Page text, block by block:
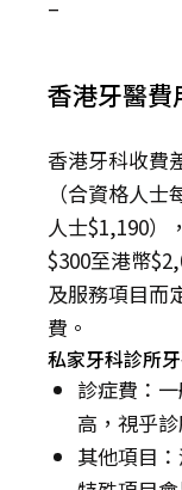
–
香港牙醫費
香港牙科收費
（合資格人
人士$1,190）
$300至港幣
及服務項目而
費。
私家牙科診所
診症費：
高，視乎
其他項目